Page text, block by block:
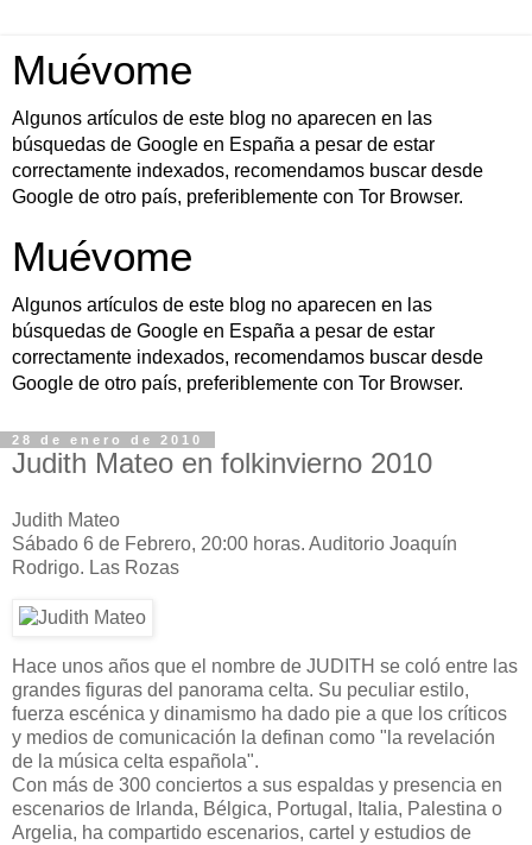
Muévome
Algunos artículos de este blog no aparecen en las
búsquedas de Google en España a pesar de estar
correctamente indexados, recomendamos buscar desde
Google de otro país, preferiblemente con Tor Browser.
Muévome
Algunos artículos de este blog no aparecen en las
búsquedas de Google en España a pesar de estar
correctamente indexados, recomendamos buscar desde
Google de otro país, preferiblemente con Tor Browser.
28 de enero de 2010
Judith Mateo en folkinvierno 2010
Judith Mateo
Sábado 6 de Febrero, 20:00 horas. Auditorio Joaquín
Rodrigo. Las Rozas
Hace unos años que el nombre de JUDITH se coló entre las
grandes figuras del panorama celta. Su peculiar estilo,
fuerza escénica y dinamismo ha dado pie a que los críticos
y medios de comunicación la definan como "la revelación
de la música celta española".
Con más de 300 conciertos a sus espaldas y presencia en
escenarios de Irlanda, Bélgica, Portugal, Italia, Palestina o
Argelia, ha compartido escenarios, cartel y estudios de